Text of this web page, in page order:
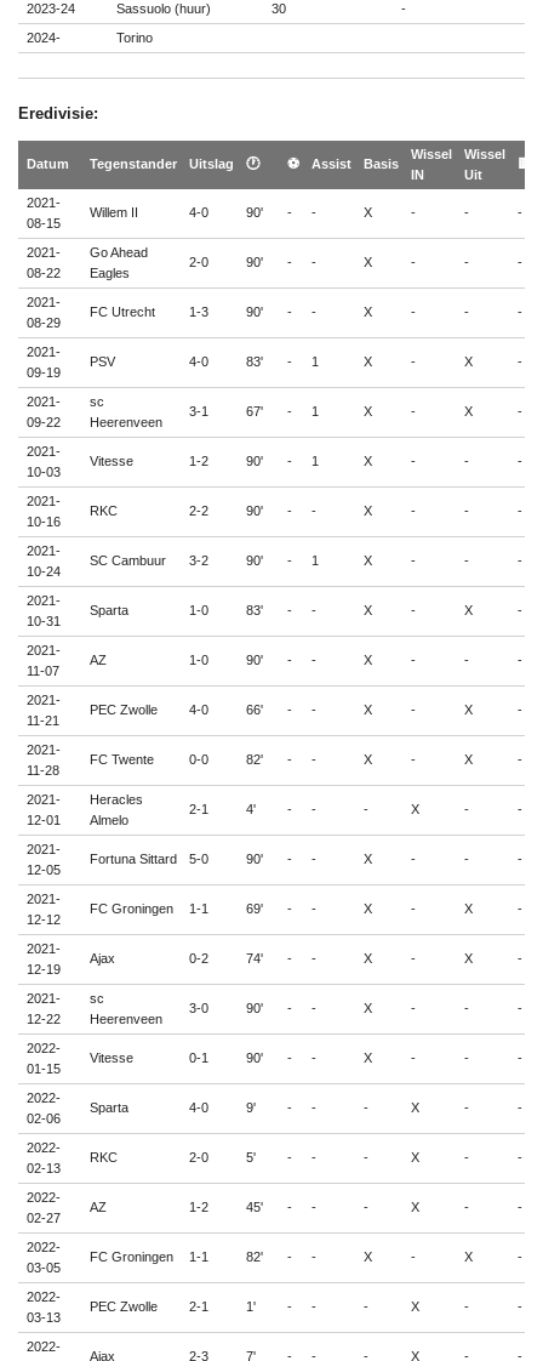
2023-24
Sassuolo (huur) 30
-
2024-
Torino
Eredivisie:
Datum Tegenstander Uitslag 🕐 ⚽ Assist Basis
Wissel
IN
Wissel
Uit
🟨
2021-
08-15
Willem II 4-0 90' - - X - - -
2021-
08-22
Go Ahead
Eagles
2-0 90' - - X - - -
2021-
08-29
FC Utrecht 1-3 90' - - X - - -
2021-
09-19
PSV 4-0 83' - 1 X - X -
2021-
09-22
sc
Heerenveen
3-1 67' - 1 X - X -
2021-
10-03
Vitesse 1-2 90' - 1 X - - -
2021-
10-16
RKC 2-2 90' - - X - - -
2021-
10-24
SC Cambuur 3-2 90' - 1 X - - -
2021-
10-31
Sparta 1-0 83' - - X - X -
2021-
11-07
AZ 1-0 90' - - X - - -
2021-
11-21
PEC Zwolle 4-0 66' - - X - X -
2021-
11-28
FC Twente 0-0 82' - - X - X -
2021-
12-01
Heracles
Almelo
2-1 4' - - - X - -
2021-
12-05
Fortuna Sittard 5-0 90' - - X - - -
2021-
12-12
FC Groningen 1-1 69' - - X - X -
2021-
12-19
Ajax 0-2 74' - - X - X -
2021-
12-22
sc
Heerenveen
3-0 90' - - X - - -
2022-
01-15
Vitesse 0-1 90' - - X - - -
2022-
02-06
Sparta 4-0 9' - - - X - -
2022-
02-13
RKC 2-0 5' - - - X - -
2022-
02-27
AZ 1-2 45' - - - X - -
2022-
03-05
FC Groningen 1-1 82' - - X - X -
2022-
03-13
PEC Zwolle 2-1 1' - - - X - -
2022-
Ajax 2-3 7' - - - X - -